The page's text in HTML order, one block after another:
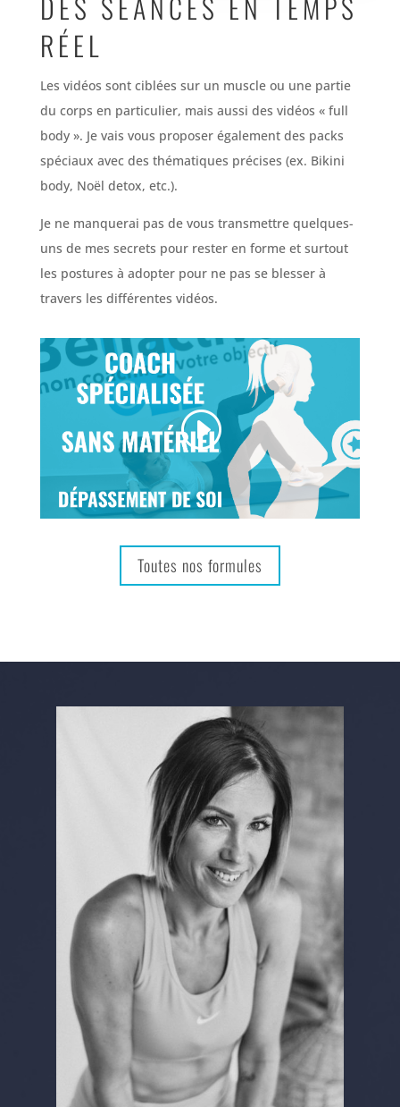
RÉEL
Les vidéos sont ciblées sur un muscle ou une partie
du corps en particulier, mais aussi des vidéos « full
body ». Je vais vous proposer également des packs
spéciaux avec des thématiques précises (ex. Bikini
body, Noël detox, etc.).
Je ne manquerai pas de vous transmettre quelques-
uns de mes secrets pour rester en forme et surtout
les postures à adopter pour ne pas se blesser à
travers les différentes vidéos.
Toutes nos formules